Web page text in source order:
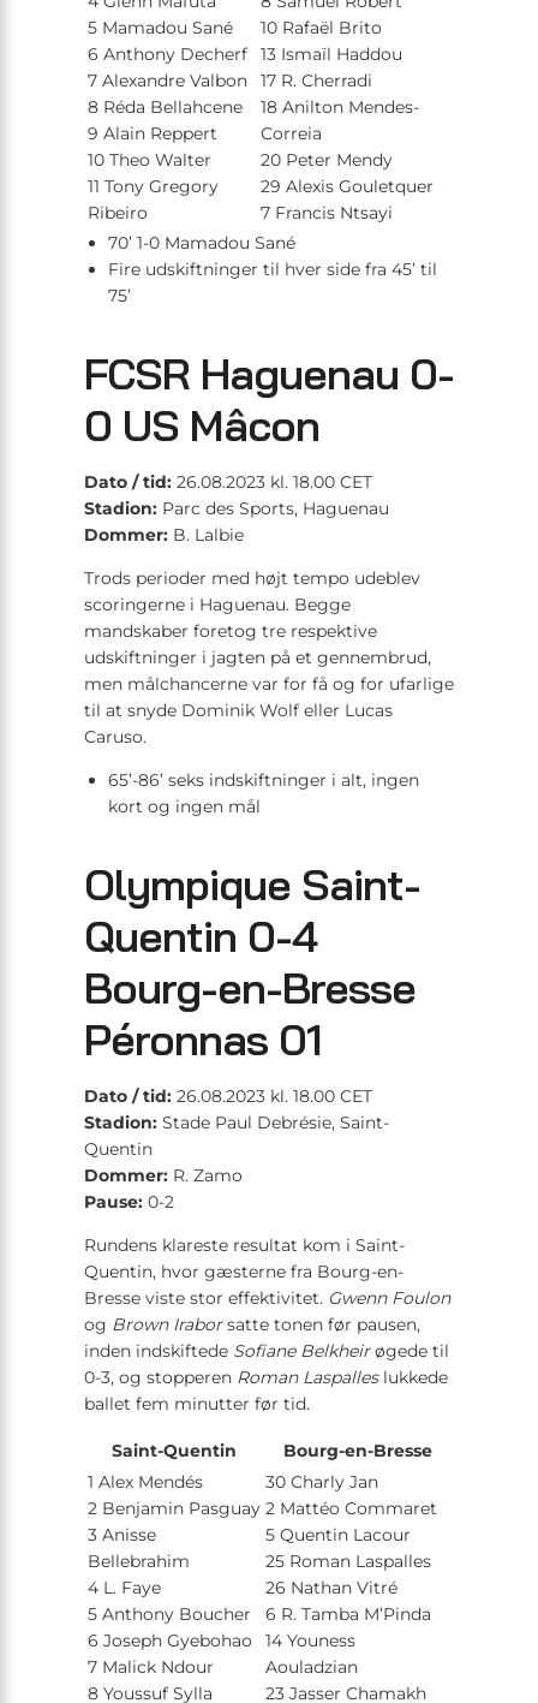
5 Mamadou Sané
6 Anthony Decherf
7 Alexandre Valbon
8 Réda Bellahcene
9 Alain Reppert
10 Theo Walter
11 Tony Gregory
Ribeiro
10 Rafaël Brito
13 Ismaïl Haddou
17 R. Cherradi
18 Anilton Mendes-
Correia
20 Peter Mendy
29 Alexis Gouletquer
7 Francis Ntsayi
70’ 1-0 Mamadou Sané
Fire udskiftninger til hver side fra 45’ til
75’
FCSR Haguenau 0-
0 US Mâcon
Dato / tid: 26.08.2023 kl. 18.00 CET
Stadion: Parc des Sports, Haguenau
Dommer: B. Lalbie
Trods perioder med højt tempo udeblev
scoringerne i Haguenau. Begge
mandskaber foretog tre respektive
udskiftninger i jagten på et gennembrud,
men målchancerne var for få og for ufarlige
til at snyde Dominik Wolf eller Lucas
Caruso.
65’-86’ seks indskiftninger i alt, ingen
kort og ingen mål
Olympique Saint-
Quentin 0-4
Bourg-en-Bresse
Péronnas 01
Dato / tid: 26.08.2023 kl. 18.00 CET
Stadion: Stade Paul Debrésie, Saint-
Quentin
Dommer: R. Zamo
Pause: 0-2
Rundens klareste resultat kom i Saint-
Quentin, hvor gæsterne fra Bourg-en-
Bresse viste stor effektivitet. Gwenn Foulon
og Brown Iraborsatte tonen før pausen,
inden indskiftede Sofiane Belkheirøgede til
0-3, og stopperen Roman Laspalleslukkede
ballet fem minutter før tid.
Saint-Quentin
Bourg-en-Bresse
1 Alex Mendés
2 Benjamin Pasguay
3 Anisse
Bellebrahim
4 L. Faye
5 Anthony Boucher
6 Joseph Gyebohao
7 Malick Ndour
8 Youssuf Sylla
30 Charly Jan
2 Mattéo Commaret
5 Quentin Lacour
25 Roman Laspalles
26 Nathan Vitré
6 R. Tamba M’Pinda
14 Youness
Aouladzian
23 Jasser Chamakh